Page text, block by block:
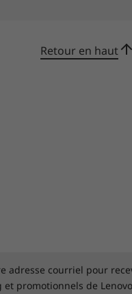
et doit être configurée au
un fournisseur de
est notre
Retour en haut
adresse courriel pour
et promotionnels de